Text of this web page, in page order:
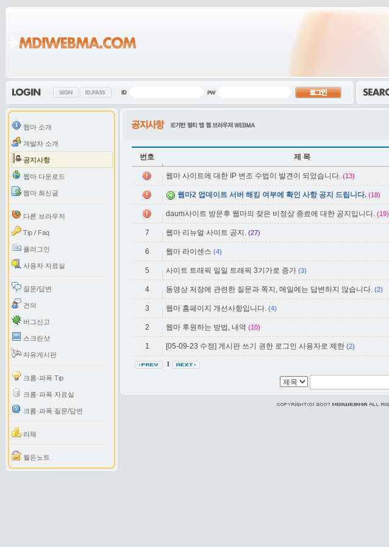
웹마 소개
개발자 소개
공지사항
웹마 다운로드
웹마 최신글
다른 브라우저
Tip / Faq
플러그인
사용자 자료실
질문/답변
건의
버그신고
스크린샷
자유게시판
크롬·파폭 Tip
크롬·파폭 자료실
크롬·파폭 질문/답변
리채
월든노트
번호 제 목
웹마 사이트에 대한 IP 변조 수법이 발견이 되었습니다. (13)
웹마2 업데이트 서버 해킹 여부에 확인 사항 공지 드립니다. (18)
daum사이트 방문후 웹마의 잦은 비정상 종료에 대한 공지입니다. (19)
7 웹마 리뉴얼 사이트 공지. (27)
6 웹마 라이센스 (4)
5 사이트 트래픽 일일 트래픽 3기가로 증가 (3)
4 동영상 저장에 관련한 질문과 쪽지, 메일에는 답변하지 않습니다. (2)
3 웹마 홈페이지 개선사항입니다. (4)
2 웹마 후원하는 방법, 내역 (10)
1 [05-09-23 수정] 게시판 쓰기 권한 로그인 사용자로 제한 (2)
1